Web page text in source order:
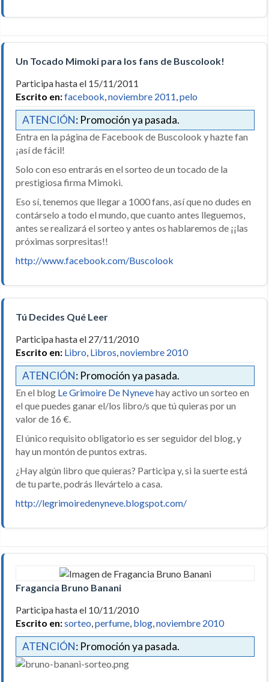
Un Tocado Mimoki para los fans de Buscolook!
Participa hasta el 15/11/2011
Escrito en:facebook noviembre 2011 pelo
ATENCIÓN: Promoción ya pasada.
Entra en la página de Facebook de Buscolook y hazte fan
¡así de fácil!
Solo con eso entrarás en el sorteo de un tocado de la
prestigiosa firma Mimoki.
Eso sí, tenemos que llegar a 1000 fans, así que no dudes en
contárselo a todo el mundo, que cuanto antes lleguemos,
antes se realizará el sorteo y antes os hablaremos de ¡¡las
próximas sorpresitas!!
http://www.facebook.com/Buscolook
Tú Decides Qué Leer
Participa hasta el 27/11/2010
Escrito en: Libro Libros noviembre 2010
ATENCIÓN: Promoción ya pasada.
En el blog Le Grimoire De Nynevehay activo un sorteo en
el que puedes ganar el/los libro/s que tú quieras por un
valor de 16 €.
El único requisito obligatorio es ser seguidor del blog, y
hay un montón de puntos extras.
¿Hay algún libro que quieras? Participa y, si la suerte está
de tu parte, podrás llevártelo a casa.
http://legrimoiredenyneve.blogspot.com/
Fragancia Bruno Banani
Participa hasta el 10/11/2010
Escrito en:sorteo perfume blog noviembre 2010
ATENCIÓN: Promoción ya pasada.